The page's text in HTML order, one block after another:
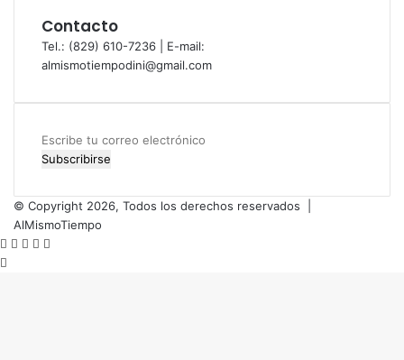
Contacto
Tel.: (829) 610-7236 | E-mail:
almismotiempodini@gmail.com
Escribe
tu
electrónico
© Copyright 2026, Todos los derechos reservados |
AlMismoTiempo
Facebook
Twitter
WhatsApp
Telegram